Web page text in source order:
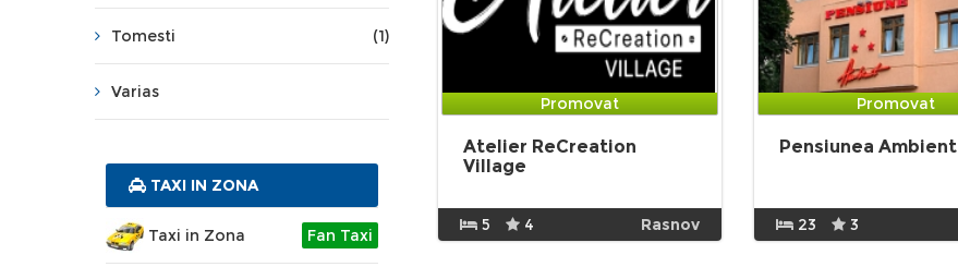
Tomesti (1)
Varias
TAXI IN ZONA
Taxi in Zona Fan Taxi
Promovat
Atelier ReCreation
Village
5 4 Rasnov
Promovat
Pensiunea Ambient
23 3